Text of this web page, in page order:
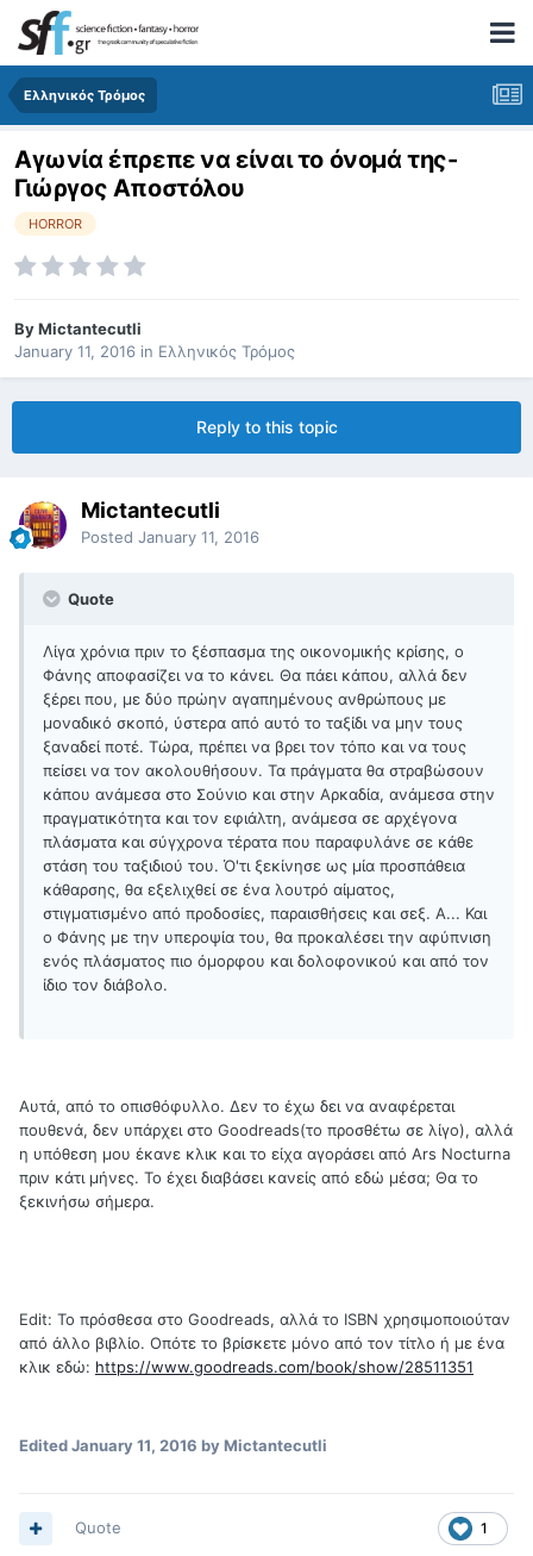
Ελληνικός Τρόμος
Αγωνία έπρεπε να είναι το όνομά της-
Γιώργος Αποστόλου
HORROR
ByMictantecutli
January 11, 2016 in Ελληνικός Τρόμος
Reply to this topic
Mictantecutli
Posted January 11, 2016
Quote
Λίγα χρόνια πριν το ξέσπασμα της οικονομικής κρίσης, ο
Φάνης αποφασίζει να το κάνει. Θα πάει κάπου, αλλά δεν
ξέρει που, με δύο πρώην αγαπημένους ανθρώπους με
μοναδικό σκοπό, ύστερα από αυτό το ταξίδι να μην τους
ξαναδεί ποτέ. Τώρα, πρέπει να βρει τον τόπο και να τους
πείσει να τον ακολουθήσουν. Τα πράγματα θα στραβώσουν
κάπου ανάμεσα στο Σούνιο και στην Αρκαδία, ανάμεσα στην
πραγματικότητα και τον εφιάλτη, ανάμεσα σε αρχέγονα
πλάσματα και σύγχρονα τέρατα που παραφυλάνε σε κάθε
στάση του ταξιδιού του. Ό'τι ξεκίνησε ως μία προσπάθεια
κάθαρσης, θα εξελιχθεί σε ένα λουτρό αίματος,
στιγματισμένο από προδοσίες, παραισθήσεις και σεξ. Α... Και
ο Φάνης με την υπεροψία του, θα προκαλέσει την αφύπνιση
ενός πλάσματος πιο όμορφου και δολοφονικού και από τον
ίδιο τον διάβολο.
Αυτά, από το οπισθόφυλλο. Δεν το έχω δει να αναφέρεται
πουθενά, δεν υπάρχει στο Goodreads(το προσθέτω σε λίγο), αλλά
η υπόθεση μου έκανε κλικ και το είχα αγοράσει από Ars Nocturna
πριν κάτι μήνες. Το έχει διαβάσει κανείς από εδώ μέσα; Θα το
ξεκινήσω σήμερα.
Edit: Το πρόσθεσα στο Goodreads, αλλά το ISBN χρησιμοποιούταν
από άλλο βιβλίο. Οπότε το βρίσκετε μόνο από τον τίτλο ή με ένα
κλικ εδώ: https://www.goodreads.com/book/show/28511351
EditedJanuary 11, 2016 by Mictantecutli
1
Quote